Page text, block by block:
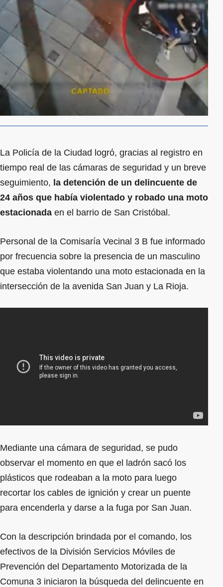
La Policía de la Ciudad logró, gracias al registro en
tiempo real de las cámaras de seguridad y un breve
seguimiento, la detención de un delincuente de
24 años que había violentado y robado una moto
estacionada en el barrio de San Cristóbal.
Personal de la Comisaría Vecinal 3 B fue informado
por frecuencia sobre la presencia de un masculino
que estaba violentando una moto estacionada en la
intersección de la avenida San Juan y La Rioja.
Mediante una cámara de seguridad, se pudo
observar el momento en que el ladrón sacó los
plásticos que rodeaban a la moto para luego
recortar los cables de ignición y crear un puente
para encenderla y darse a la fuga por San Juan.
Con la descripción brindada por el comando, los
efectivos de la División Servicios Móviles de
Prevención del Departamento Motorizada de la
Comuna 3 iniciaron la búsqueda del delincuente en